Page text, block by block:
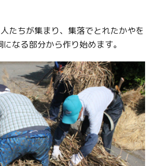
たちが集まり、集落でとれたかやを
なる部分から作り始めます。